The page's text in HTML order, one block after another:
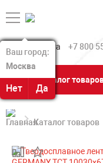
Ваш город:
Москва
Нет Да
Ваш город:
Москва
Нет Да
+7 800
Каталог
Каталог товаров